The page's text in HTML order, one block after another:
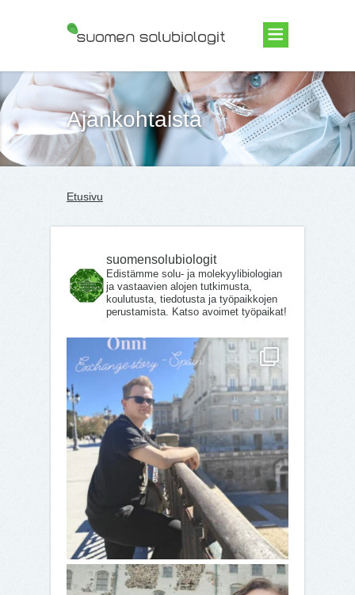
Suomen Solubiologit ry
Ajankohtaista
Etusivu
suomensolubiologit
Edistämme solu- ja molekyylibiologian
ja vastaavien alojen tutkimusta,
koulutusta, tiedotusta ja työpaikkojen
perustamista. Katso avoimet työpaikat!